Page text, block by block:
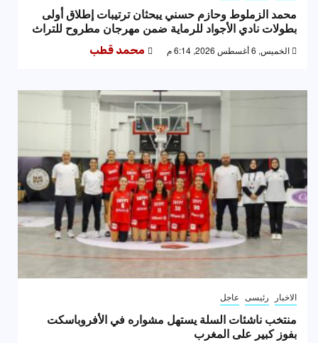
محمد الزملوط وحازم حسني يبحثان ترتيبات إطلاق أولى
بطولات نادي الأجواد للرماية ضمن مهرجان مطروح للتراث
الخميس, 6 أغسطس 2026, 6:14 م محمد قطب
الاخبار رئيسى عاجل
منتخب ناشئات السلة يستهل مشواره في الأفروباسكت
بفوز كبير على المغرب